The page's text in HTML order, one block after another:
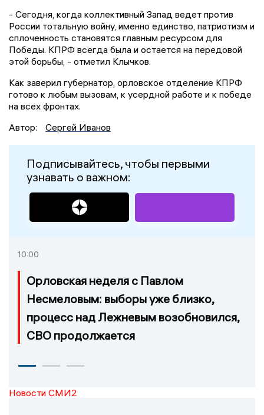
- Сегодня, когда коллективный Запад ведет против
России тотальную войну, именно единство, патриотизм и
сплоченность становятся главным ресурсом для
Победы. КПРФ всегда была и остается на передовой
этой борьбы, - отметил Клычков.
Как заверил губернатор, орловское отделение КПРФ
готово к любым вызовам, к усердной работе и к победе
на всех фронтах.
Автор:
Сергей Иванов
Подписывайтесь, чтобы первыми
узнавать о важном:
10:00
Орловская неделя с Павлом
Несмеловым: выборы уже близко,
процесс над Лежневым возобновился,
СВО продолжается
Новости СМИ2